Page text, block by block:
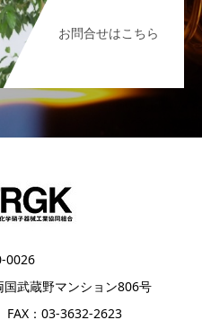
お問合せはこちら
0026
武蔵野マンション806号
：03-3632-2623